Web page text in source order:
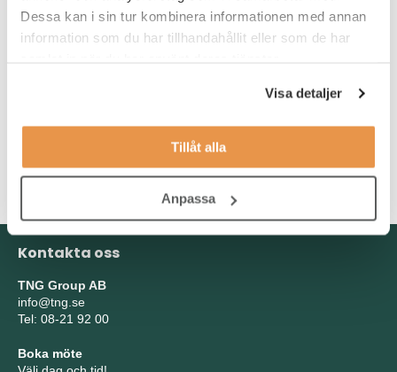
Dessa kan i sin tur kombinera informationen med annan
information som du har tillhandahållit eller som de har
Visa detaljer
Tillåt alla
Anpassa
elektronik och elkraft eller motsvarande och över 5 års
dokumenterad erfarenhet på området.
att du är driven och gillar att ha en roll med många kontaktytor.
ansvarsfull för dina projekt samt resultat.
samt skrift.
Kontakta oss
TNG Group AB
info@tng.se
Tel: 08-21 92 00
Boka möte